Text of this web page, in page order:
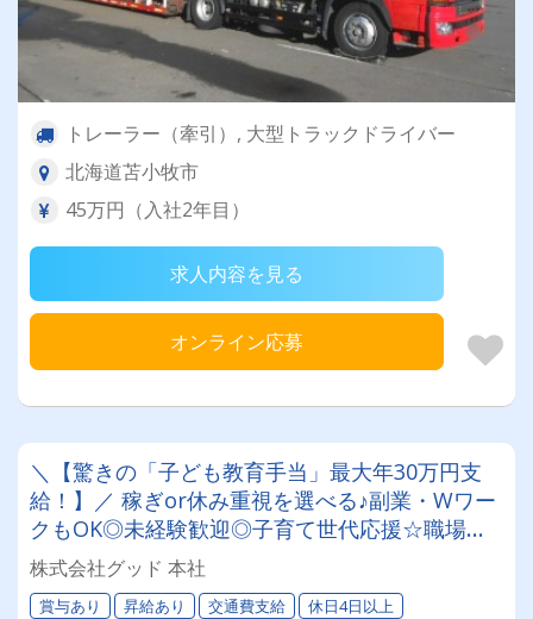
トレーラー（牽引）, 大型トラックドライバー
北海道苫小牧市
45万円（入社2年目）
求人内容を見る
オンライン応募
＼【驚きの「子ども教育手当」最大年30万円支
給！】／ 稼ぎor休み重視を選べる♪副業・Wワー
クもOK◎未経験歓迎◎子育て世代応援☆職場見
学ありで安心◎食品・青果の配送ドライバー募集
★
株式会社グッド 本社
賞与あり 昇給あり 交通費支給 休日4日以上